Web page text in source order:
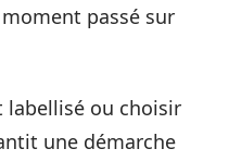
passé sur
labellisé ou choisir
une démarche